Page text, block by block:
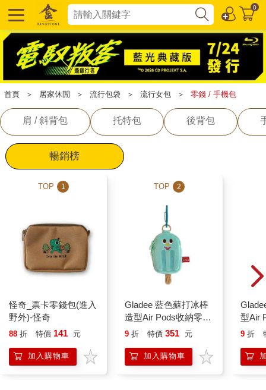
0
首頁 ＞ 居家休閒 ＞ 流行包袋 ＞ 流行女包 ＞ 零錢 / 手機包
肩 / 斜背包 托特包 後背包
暢銷榜
TOP 1
怪奇_票卡零錢包(進入
野外)-怪奇
88 折 特價 141 元
加入購物車
TOP 2
Gladee 藍色蘇打冰棒
造型Air Pods收納零錢
包
9 折 特價 351 元
加入購物車
型Air
9 折